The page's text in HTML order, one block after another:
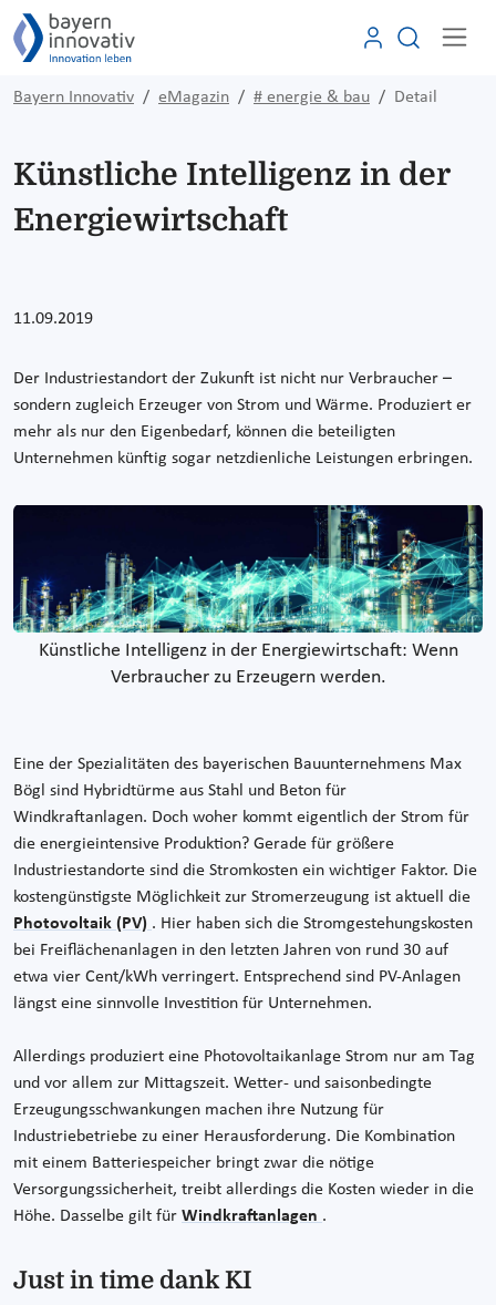
Bayern Innovativ eMagazin # energie & bau Detail
Künstliche Intelligenz in der
Energiewirtschaft
11.09.2019
Der Industriestandort der Zukunft ist nicht nur Verbraucher –
sondern zugleich Erzeuger von Strom und Wärme. Produziert er
mehr als nur den Eigenbedarf, können die beteiligten
Unternehmen künftig sogar netzdienliche Leistungen erbringen.
Künstliche Intelligenz in der Energiewirtschaft: Wenn
Verbraucher zu Erzeugern werden.
Eine der Spezialitäten des bayerischen Bauunternehmens Max
Bögl sind Hybridtürme aus Stahl und Beton für
Windkraftanlagen. Doch woher kommt eigentlich der Strom für
die energieintensive Produktion? Gerade für größere
Industriestandorte sind die Stromkosten ein wichtiger Faktor. Die
kostengünstigste Möglichkeit zur Stromerzeugung ist aktuell die
Photovoltaik (PV) . Hier haben sich die Stromgestehungskosten
bei Freiflächenanlagen in den letzten Jahren von rund 30 auf
etwa vier Cent/kWh verringert. Entsprechend sind PV-Anlagen
längst eine sinnvolle Investition für Unternehmen.
Allerdings produziert eine Photovoltaikanlage Strom nur am Tag
und vor allem zur Mittagszeit. Wetter- und saisonbedingte
Erzeugungsschwankungen machen ihre Nutzung für
Industriebetriebe zu einer Herausforderung. Die Kombination
mit einem Batteriespeicher bringt zwar die nötige
Versorgungssicherheit, treibt allerdings die Kosten wieder in die
Höhe. Dasselbe gilt für Windkraftanlagen .
Just in time dank KI